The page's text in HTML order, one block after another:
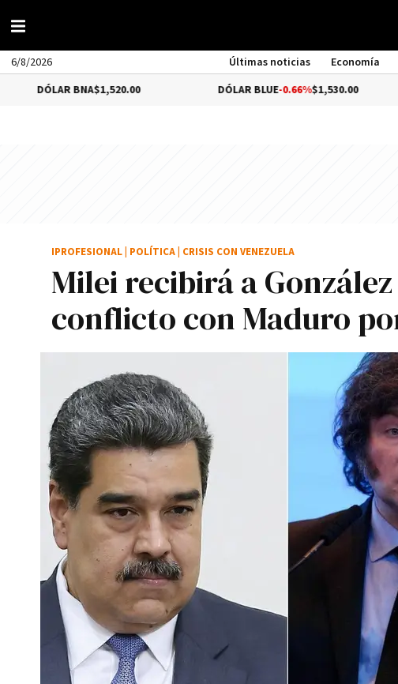
6/8/2026 Últimas noticias Economía
BNA$1,520.00 DÓLAR BLUE-0.66%$1,530.00
Milei recibirá a
conflicto con Maduro
IPROFESIONAL POLÍTICA CRISIS CON VENEZUELA